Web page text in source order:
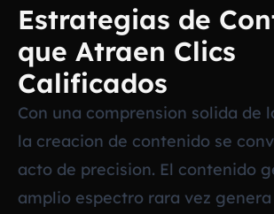
Estrategias de
que Atraen Clics
Calificados
Con una comprension solida de
la creacion de contenido se
acto de precision. El contenido
amplio espectro rara vez